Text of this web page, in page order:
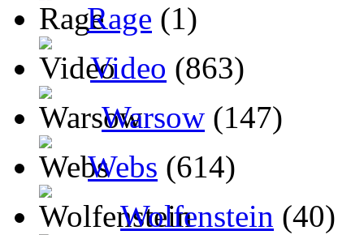
Rage (1)
Video (863)
Warsow (147)
Webs (614)
Wolfenstein (40)